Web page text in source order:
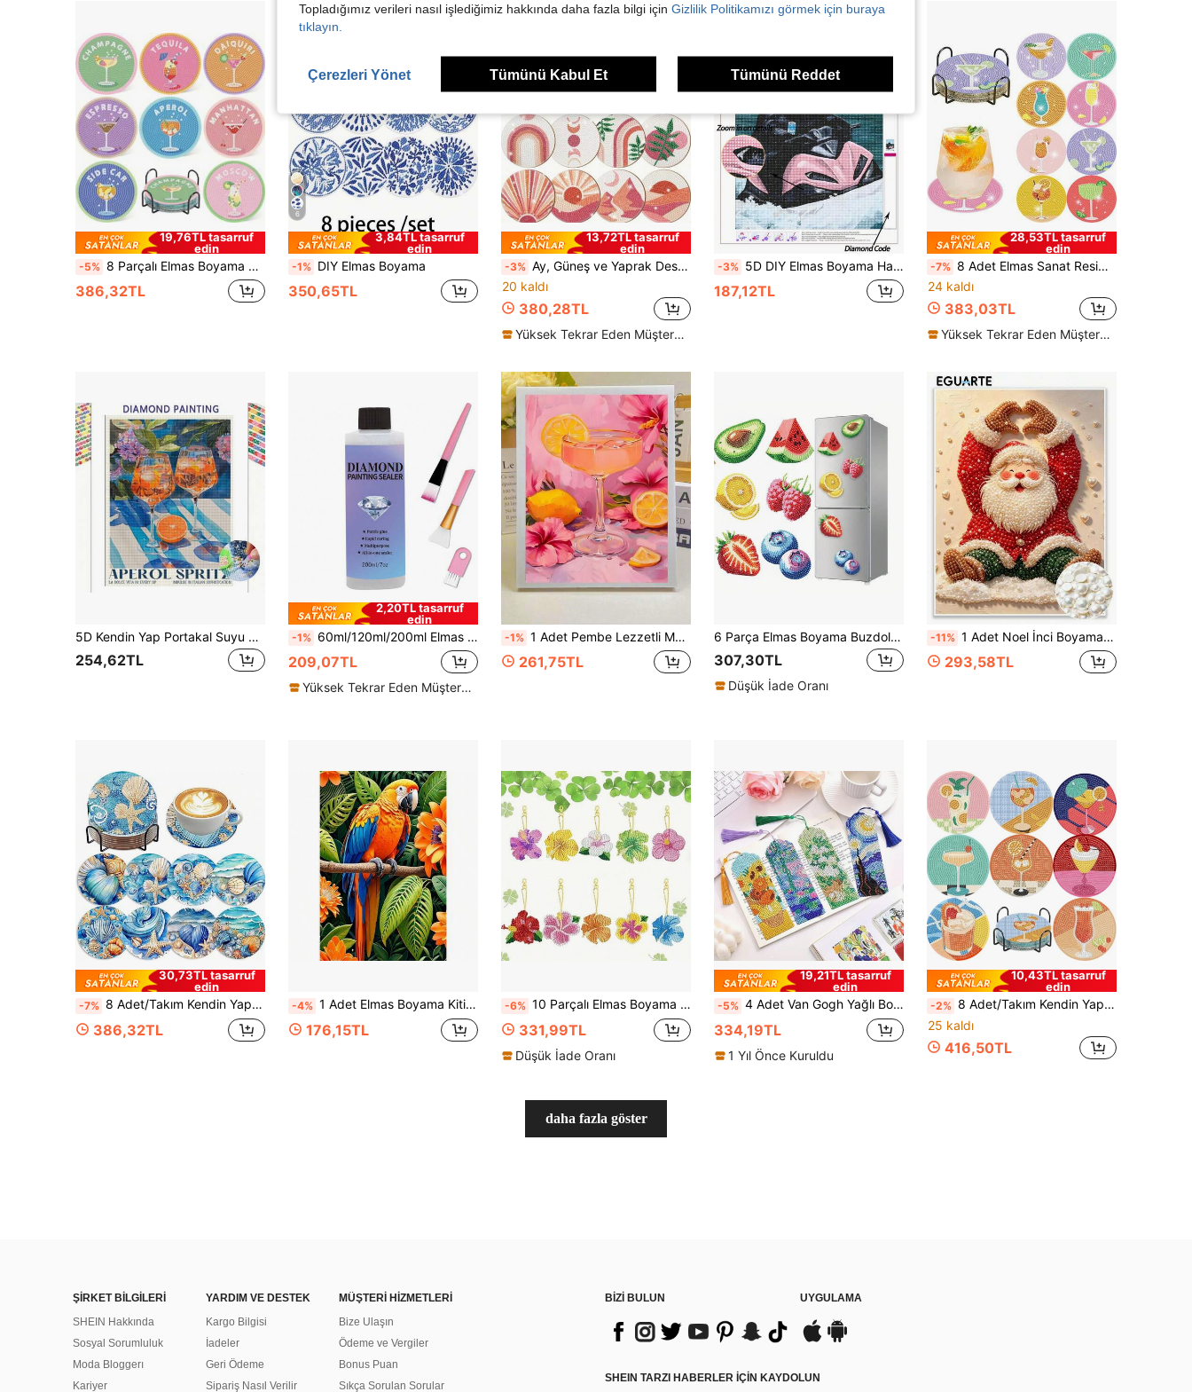
19,76TL tasarruf
edin
-5% 8 Parçalı Elmas Boyama Seti, Standlı, Yaratıcı Kokteyl Temalı Bardak Altlığı Seti, Parıldayan Elmas Sanatı Ahşap Mozaik El Sanatı Kiti, Başlangıç Seviyesindekiler ve Yetişkinler İçin Uygun, Tatiller ve Partiler İçin İdeal, 3,9x3,9 İnç
386,32TL
6
3,84TL tasarruf
edin
-1% DIY Elmas Boyama
350,65TL
13,72TL tasarruf
edin
-3% Ay, Güneş ve Yaprak Desenli 8 Parça Elmas Boyama Seti, Kendin Yap Yapay Elmas Boyama Bardak Altlıkları ve Tutucular, Kendin Yap Kristal Elmas Mozaik Boyama Ahşap Bardak Altlıkları ve Standlar, Ofis, Çay Odası ve Masa Üstü Kaymaz Dekorasyon İçin Uygun
20 kaldı
380,28TL
Yüksek Tekrar Eden Müşteriler
-3% 5D DIY Elmas Boyama Havuzda Pembe Jet Ski Süren Havalı Siyah Kedi, Su Taşlı Sanat Kiti, Eğlenceli Yaz Gölü Kenarı Evcil Hayvan Kanvas Tablo, Yetişkinler İçin Rahatlatıcı Elmas Sanatı, DIY El Yapımı Duvar Dekoru, Uygulamalı Eğlencenin Tadını Çıkarın
187,12TL
28,53TL tasarruf
edin
-7% 8 Adet Elmas Sanat Resim Bardak Altlıkları Tutucularla, Kendin Yap Güzel Desen Serisi Elmas Sanat Bardak Altlıkları, Yetişkinler ve Yeni Başlayanlar İçin Uygun Elmas Boyama Kitleri, Elmas El Sanatları Malzemeleri, Arkadaşlar İçin Zarif Hediyeler
24 kaldı
383,03TL
Yüksek Tekrar Eden Müşteriler
5D Kendin Yap Portakal Suyu Elmas Boyama Seti, Tam Delikli Elmas Boyama, Eşsiz Hediye Fikri, Arkadaşlar ve Aile İçin Uygun, Doğum Günü ve Mezuniyet Hediyeleri, Elmas Boyama
254,62TL
2,20TL tasarruf
edin
-1% 60ml/120ml/200ml Elmas Boyama Mühürleyici, 3 Fırça ile Birlikte Gelir, 5D Elmas Boyama Yapıştırıcı Tutkal, Kalıcı Bağlanma, Parlak Bitişli Mühürleyici, Elmas Boyama Yapbozu
209,07TL
Yüksek Tekrar Eden Müşteriler
-1% 1 Adet Pembe Lezzetli Meyve Suyu Görseli Elmas Boyama Kiti, Elmas Sanatı Kiti, Çarpı İşi Boyama Kiti, Hediye Elmas Nakışı Mozaik, Yetişkin Başlangıç Seviyesi İçin Uygun, Zarif Stres Atıcı El Yapımı Elmas Çıkartma Dijital Sanat Kiti, Yuvarlak Tam Delikli Elmas Nokta DIY, Ev Dekoru ve Oda Duvar Süslemesi İçin Mükemmel Hediye
261,75TL
6 Parça Elmas Boyama Buzdolabı Mıknatısı Meyve Elmas Boyama Dekorasyonu, Kendin Yap Elmas Boyama Mıknatıs Seti, Kendin Yap El Sanatları Hediyeleri Buzdolabı Posta Kutusu Dekorasyonu İçin Uygundur
307,30TL
Düşük İade Oranı
-11% 1 Adet Noel İnci Boyama - Noel Baba, Çerçevesiz DIY Elmas Boyama Seti, Yatak Odası Dekorasyonu, Oturma Odası Dekorasyonu, Oda Dekorasyonu ve Sanat Sergisi İçin Çok Uygun, Noel Hediyesi
293,58TL
30,73TL tasarruf
edin
-7% 8 Adet/Takım Kendin Yap Elmas Boyama Bardak Altlıkları, Deniz Yıldızı ve Kabuk Desenleri, İçecek Yalıtımı Kaymaz Bardak Altlıkları Tutucuyla, El Yapımı Hediye, Mozaik Dekorasyon
386,32TL
-4% 1 Adet Elmas Boyama Kiti, Elmas Sanat Kiti, Tam Kaplama Yuvarlak Elmas Boyama DIY, Tam Kaplama Sanat ve El Sanatları, Ev Duvar Dekoru Hediyesi İçin Uygun, Elmas Sanat Seti
176,15TL
-6% 10 Parçalı Elmas Boyama Çiçek Seti, Kendin Yap Yuvarlak Elmas Sanatı El İşi, Akrilik Resim, Aksesuarları ve Aletleriyle Birlikte, Başlangıç Seviyesi İçin Kendin Yap El Yapımı, Dekoratif Hediye
331,99TL
Düşük İade Oranı
19,21TL tasarruf
edin
-5% 4 Adet Van Gogh Yağlı Boya Elmas Boyama Kitap Ayracı, DIY Taşlı Boncuklu Deri Üçgen Püsküllü Kitap Ayracı, Yetişkinler İçin El Yapımı Asılabilir Dekor, Ev Duvar Süsü, Mezuniyet ve Doğum Günü Hediyesi, El Sanatları Meraklıları İçin Uygun
334,19TL
1 Yıl Önce Kuruldu
10,43TL tasarruf
edin
-2% 8 Adet/Takım Kendin Yap Elmas Boyama Bardak Altlıkları, Şık İçecek Desenli Bardak Altlıkları, Tutuculu İçecek Bardak Altlıkları, Kaymaz ve Isı Yalıtımı, El Yapımı Hediye, Mozaik El Sanatları
25 kaldı
416,50TL
daha fazla göster
ŞİRKET BİLGİLERİ
SHEIN Hakkında
Sosyal Sorumluluk
Moda Bloggerı
Kariyer
YARDIM VE DESTEK
Kargo Bilgisi
İadeler
Geri Ödeme
Sipariş Nasıl Verilir
MÜŞTERİ HİZMETLERİ
Bize Ulaşın
Ödeme ve Vergiler
Bonus Puan
Sıkça Sorulan Sorular
BİZİ BULUN UYGULAMA
SHEIN TARZI HABERLER IÇIN KAYDOLUN
Topladığımız verileri nasıl işlediğimiz hakkında daha fazla bilgi için Gizlilik Politikamızı görmek için buraya
tıklayın.
Çerezleri Yönet Tümünü Kabul Et Tümünü Reddet